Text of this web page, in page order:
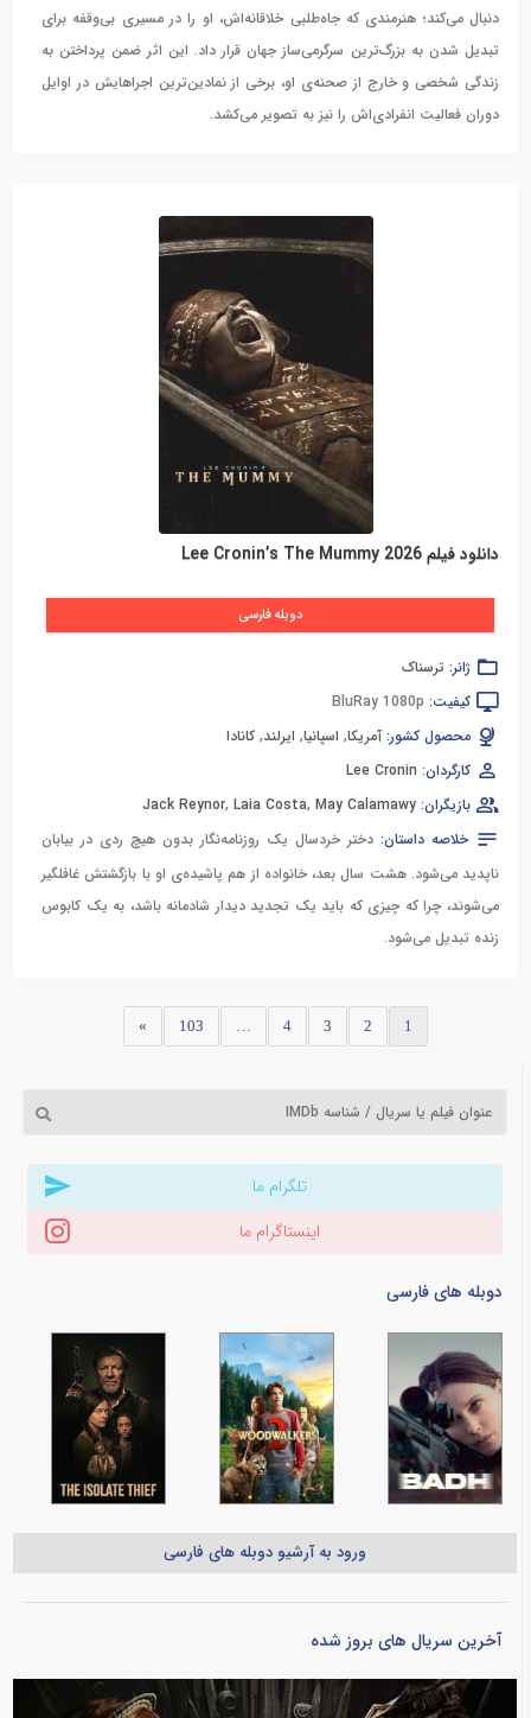
دنبال می‌کند؛ هنرمندی که جاه‌طلبی خلاقانه‌اش، او را در مسیری بی‌وقفه برای
تبدیل شدن به بزرگ‌ترین سرگرمی‌ساز جهان قرار داد. این اثر ضمن پرداختن به
زندگی شخصی و خارج از صحنه‌ی او، برخی از نمادین‌ترین اجراهایش در اوایل
دوران فعالیت انفرادی‌اش را نیز به تصویر می‌کشد.
دانلود فیلم Lee Cronin’s The Mummy 2026
دوبله فارسی
ژانر: ترسناک
کیفیت: BluRay 1080p
محصول کشور: آمریکا, اسپانیا, ایرلند, کانادا
کارگردان: Lee Cronin
بازیگران:
Jack Reynor, Laia Costa, May Calamawy
خلاصه داستان: دختر خردسال یک روزنامه‌نگار بدون هیچ ردی در بیابان
ناپدید می‌شود. هشت سال بعد، خانواده از هم پاشیده‌ی او با بازگشتش غافلگیر
می‌شوند، چرا که چیزی که باید یک تجدید دیدار شادمانه باشد، به یک کابوس
زنده تبدیل می‌شود.
1
2
3
4
…
103
»
تلگرام ما
اینستاگرام ما
دوبله های فارسی
ورود به آرشیو دوبله های فارسی
آخرین سریال های بروز شده